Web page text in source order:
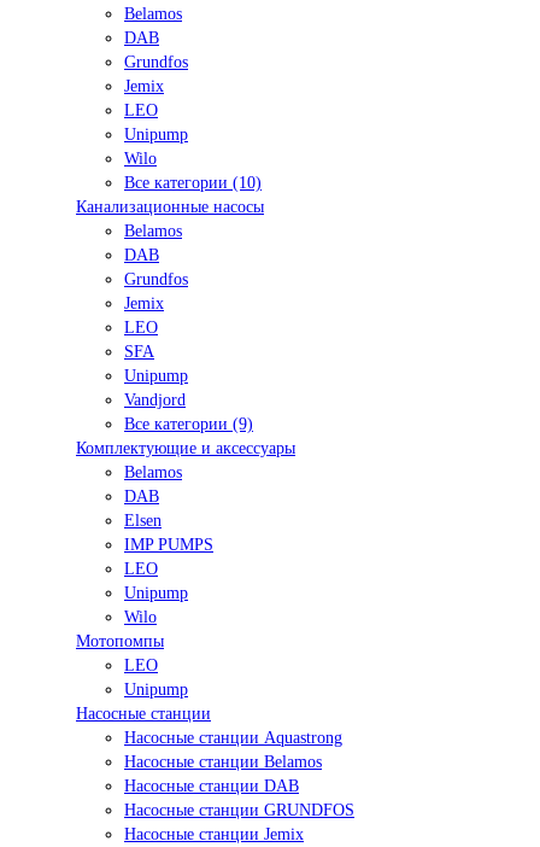
Belamos
DAB
Grundfos
Jemix
LEO
Unipump
Wilo
Все категории (10)
Канализационные насосы
Belamos
DAB
Grundfos
Jemix
LEO
SFA
Unipump
Vandjord
Все категории (9)
Комплектующие и аксессуары
Belamos
DAB
Elsen
IMP PUMPS
LEO
Unipump
Wilo
Мотопомпы
LEO
Unipump
Насосные станции
Насосные станции Aquastrong
Насосные станции Belamos
Насосные станции DAB
Насосные станции GRUNDFOS
Насосные станции Jemix